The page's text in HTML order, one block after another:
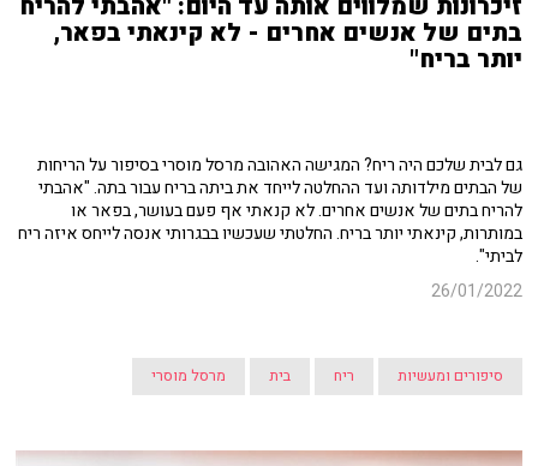
זיכרונות שמלווים אותה עד היום: "אהבתי להריח
בתים של אנשים אחרים - לא קינאתי בפאר,
יותר בריח"
גם לבית שלכם היה ריח? המגישה האהובה מרסל מוסרי בסיפור על הריחות
של הבתים מילדותה ועד ההחלטה לייחד את ביתה בריח עבור בתה. "אהבתי
להריח בתים של אנשים אחרים. לא קנאתי אף פעם בעושר, בפאר או
במותרות, קינאתי יותר בריח. החלטתי שעכשיו בבגרותי אנסה לייחס איזה ריח
לביתי".
26/01/2022
סיפורים ומעשיות ריח בית מרסל מוסרי